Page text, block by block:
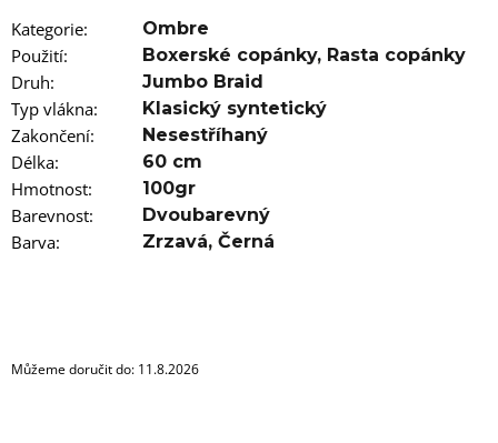
Kategorie: Ombre
Použití: Boxerské copánky, Rasta copánky
Druh: Jumbo Braid
Typ vlákna: Klasický syntetický
Zakončení: Nesestříhaný
Délka: 60 cm
Hmotnost: 100gr
Barevnost: Dvoubarevný
Barva: Zrzavá, Černá
Můžeme doručit do: 11.8.2026
e
m
e
100%
EZ
KANEKALON
FR8
89
Kč
Původně: